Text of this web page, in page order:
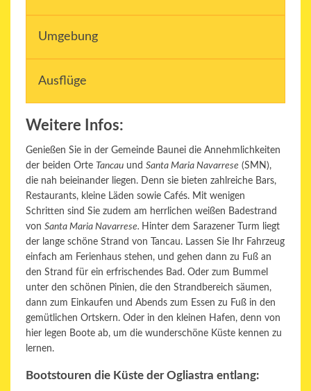
Umgebung
Ausflüge
Weitere Infos:
Genießen Sie in der Gemeinde Baunei die Annehmlichkeiten
der beiden Orte Tancau und Santa Maria Navarrese (SMN),
die nah beieinander liegen. Denn sie bieten zahlreiche Bars,
Restaurants, kleine Läden sowie Cafés. Mit wenigen
Schritten sind Sie zudem am herrlichen weißen Badestrand
von Santa Maria Navarrese. Hinter dem Sarazener Turm liegt
der lange schöne Strand von Tancau. Lassen Sie Ihr Fahrzeug
einfach am Ferienhaus stehen, und gehen dann zu Fuß an
den Strand für ein erfrischendes Bad. Oder zum Bummel
unter den schönen Pinien, die den Strandbereich säumen,
dann zum Einkaufen und Abends zum Essen zu Fuß in den
gemütlichen Ortskern. Oder in den kleinen Hafen, denn von
hier legen Boote ab, um die wunderschöne Küste kennen zu
lernen.
Bootstouren die Küste der Ogliastra entlang: